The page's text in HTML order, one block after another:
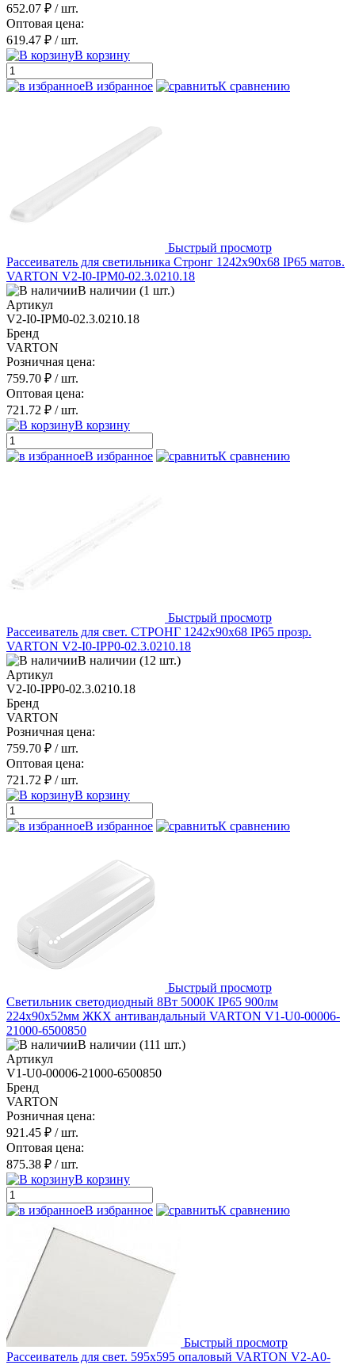
652.07 ₽ / шт.
Оптовая цена:
619.47 ₽ / шт.
В корзину
В избранное К сравнению
Быстрый просмотр
Рассеиватель для светильника Стронг 1242х90х68 IP65 матов.
VARTON V2-I0-IPM0-02.3.0210.18
В наличии (1 шт.)
Артикул
V2-I0-IPM0-02.3.0210.18
Бренд
VARTON
Розничная цена:
759.70 ₽ / шт.
Оптовая цена:
721.72 ₽ / шт.
В корзину
В избранное К сравнению
Быстрый просмотр
Рассеиватель для свет. СТРОНГ 1242х90х68 IP65 прозр.
VARTON V2-I0-IPP0-02.3.0210.18
В наличии (12 шт.)
Артикул
V2-I0-IPP0-02.3.0210.18
Бренд
VARTON
Розничная цена:
759.70 ₽ / шт.
Оптовая цена:
721.72 ₽ / шт.
В корзину
В избранное К сравнению
Быстрый просмотр
Светильник светодиодный 8Вт 5000К IP65 900лм
224х90х52мм ЖКХ антивандальный VARTON V1-U0-00006-
21000-6500850
В наличии (111 шт.)
Артикул
V1-U0-00006-21000-6500850
Бренд
VARTON
Розничная цена:
921.45 ₽ / шт.
Оптовая цена:
875.38 ₽ / шт.
В корзину
В избранное К сравнению
Быстрый просмотр
Рассеиватель для свет. 595х595 опаловый VARTON V2-A0-